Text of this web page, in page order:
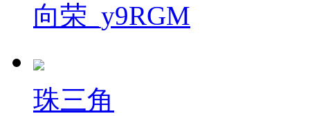
向荣_y9RGM
珠三角